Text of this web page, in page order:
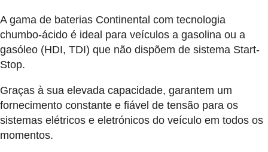
A gama de baterias Continental com tecnologia
chumbo-ácido é ideal para veículos a gasolina ou a
gasóleo (HDI, TDI) que não dispõem de sistema Start-
Stop.
Graças à sua elevada capacidade, garantem um
fornecimento constante e fiável de tensão para os
sistemas elétricos e eletrónicos do veículo em todos os
momentos.